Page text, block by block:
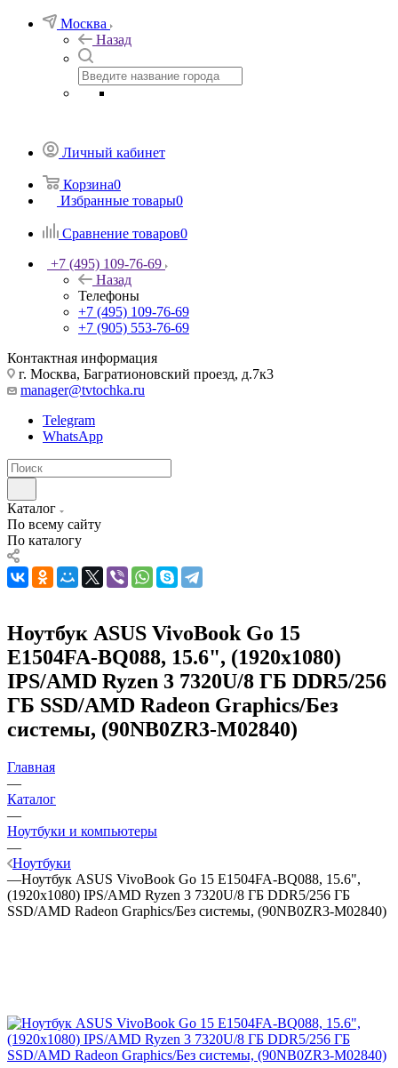
Москва
Назад
Личный кабинет
Корзина0
Избранные товары0
Сравнение товаров0
+7 (495) 109-76-69
Назад
Телефоны
+7 (495) 109-76-69
+7 (905) 553-76-69
Контактная информация
г. Москва, Багратионовский проезд, д.7к3
manager@tvtochka.ru
Telegram
WhatsApp
Каталог
По всему сайту
По каталогу
Ноутбук ASUS VivoBook Go 15
E1504FA-BQ088, 15.6", (1920x1080)
IPS/AMD Ryzen 3 7320U/8 ГБ DDR5/256
ГБ SSD/AMD Radeon Graphics/Без
системы, (90NB0ZR3-M02840)
Главная
—
Каталог
—
Ноутбуки и компьютеры
—
Ноутбуки
—Ноутбук ASUS VivoBook Go 15 E1504FA-BQ088, 15.6",
(1920x1080) IPS/AMD Ryzen 3 7320U/8 ГБ DDR5/256 ГБ
SSD/AMD Radeon Graphics/Без системы, (90NB0ZR3-M02840)